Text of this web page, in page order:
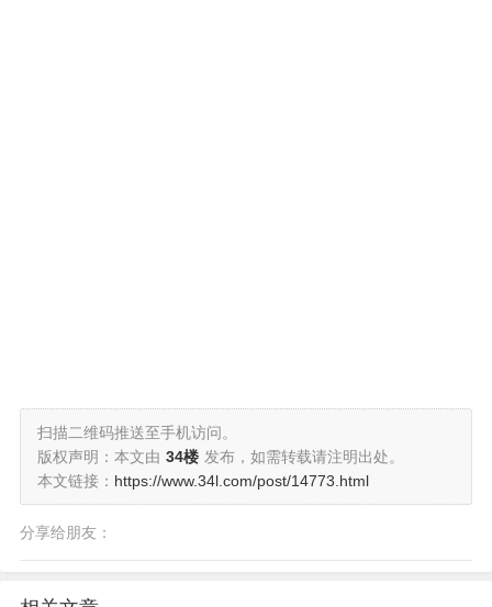
扫描二维码推送至手机访问。
版权声明：本文由 34楼 发布，如需转载请注明出处。
本文链接： https://www.34l.com/post/14773.html
分享给朋友：